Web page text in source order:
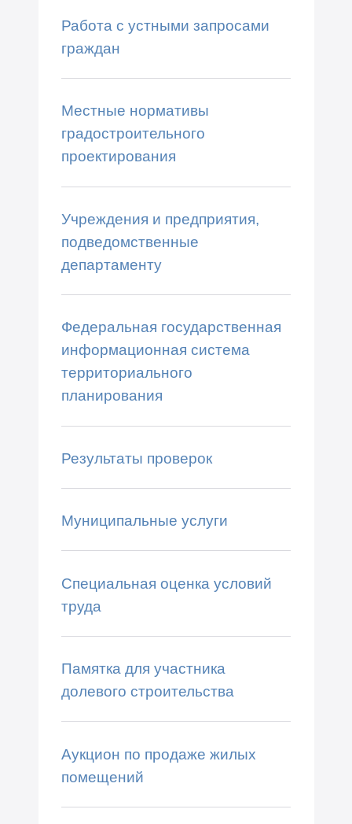
Работа с устными запросами
граждан
Местные нормативы
градостроительного
проектирования
Учреждения и предприятия,
подведомственные
департаменту
Федеральная государственная
информационная система
территориального
планирования
Результаты проверок
Муниципальные услуги
Специальная оценка условий
труда
Памятка для участника
долевого строительства
Аукцион по продаже жилых
помещений